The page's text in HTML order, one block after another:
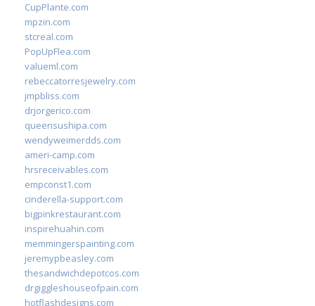
CupPlante.com
mpzin.com
stcreal.com
PopUpFlea.com
valueml.com
rebeccatorresjewelry.com
jmpbliss.com
drjorgerico.com
queensushipa.com
wendyweimerdds.com
ameri-camp.com
hrsreceivables.com
empconst1.com
cinderella-support.com
bigpinkrestaurant.com
inspirehuahin.com
memmingerspainting.com
jeremypbeasley.com
thesandwichdepotcos.com
drgiggleshouseofpain.com
hotflashdesigns.com